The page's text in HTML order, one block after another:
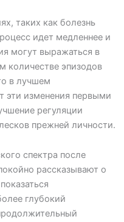
таких как болезнь
идет медленнее и
могут выражаться в
количестве эпизодов
в лучшем
изменения первыми
регуляции
прежней личности.
спектра после
рассказывают о
глубокий